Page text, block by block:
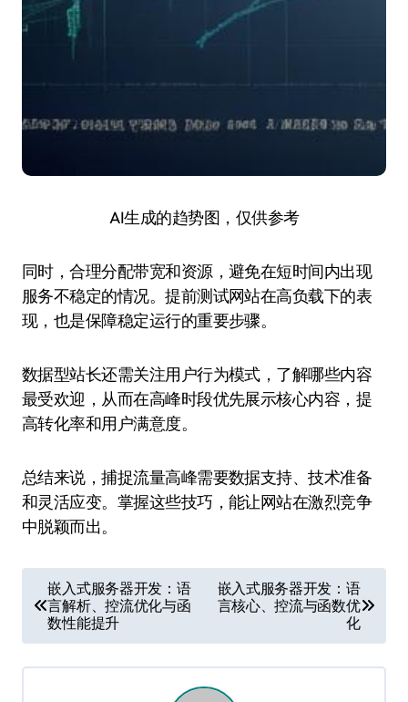
AI生成的趋势图，仅供参考
同时，合理分配带宽和资源，避免在短时间内出现
服务不稳定的情况。提前测试网站在高负载下的表
现，也是保障稳定运行的重要步骤。
数据型站长还需关注用户行为模式，了解哪些内容
最受欢迎，从而在高峰时段优先展示核心内容，提
高转化率和用户满意度。
总结来说，捕捉流量高峰需要数据支持、技术准备
和灵活应变。掌握这些技巧，能让网站在激烈竞争
中脱颖而出。
章
导
航
嵌入式服务器开发：语
言解析、控流优化与函
数性能提升
嵌入式服务器开发：语
言核心、控流与函数优
化